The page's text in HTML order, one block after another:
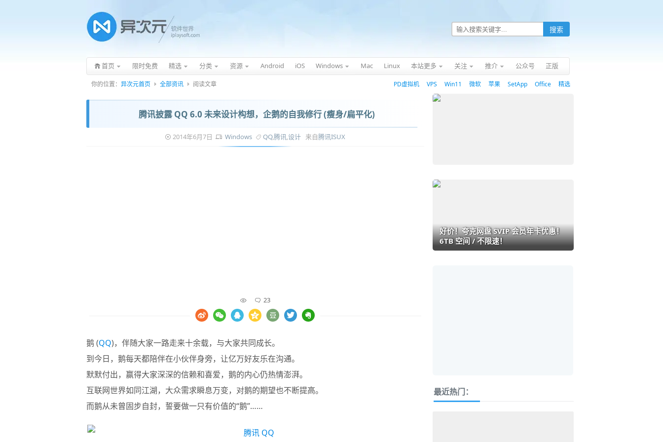
首页 限时免费 精选 分类 资源 Android iOS Windows Mac Linux 本站更多 关注 推介 公众号 正版
你的位置： 异次元首页 全部资讯 阅读文章 PD虚拟机 VPS Win11 微软 苹果 SetApp Office 精选
腾讯披露 QQ 6.0 未来设计构想，企鹅的自我修行 (瘦身/扁平化)
2014年6月7日 Windows QQ,腾讯,设计 来自腾讯ISUX
23
鹅 (QQ)，伴随大家一路走来十余载，与大家共同成长。
到今日，鹅每天都陪伴在小伙伴身旁，让亿万好友乐在沟通。
默默付出，赢得大家深深的信赖和喜爱，鹅的内心仍热情澎湃。
互联网世界如同江湖，大众需求瞬息万变，对鹅的期望也不断提高。
而鹅从未曾固步自封，誓要做一只有价值的“鹅”……
好价！夸克网盘 SVIP 会员年卡优惠！
6TB 空间 / 不限速！
最近热门：